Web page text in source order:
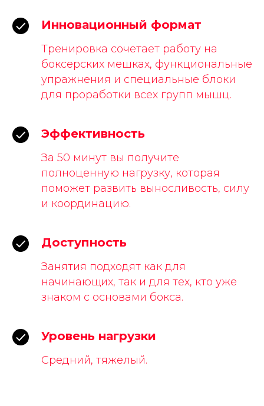
Инновационный формат
Тренировка сочетает работу на
боксерских мешках, функциональные
упражнения и специальные блоки
для проработки всех групп мышц.
Эффективность
За 50 минут вы получите
полноценную нагрузку, которая
поможет развить выносливость, силу
и координацию.
Доступность
Занятия подходят как для
начинающих, так и для тех, кто уже
знаком с основами бокса.
Уровень нагрузки
Средний, тяжелый.